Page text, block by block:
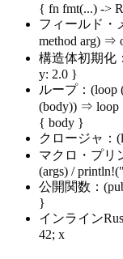
{ fn fmt(...) ->
フィールド・
method arg) ⇒
構造体初期化
y: 2.0 }
ループ：(loop
(body)) ⇒ loop
{ body }
クロージャ：
マクロ・プリ
(args) /
公開関数：
}
インライン
42; x